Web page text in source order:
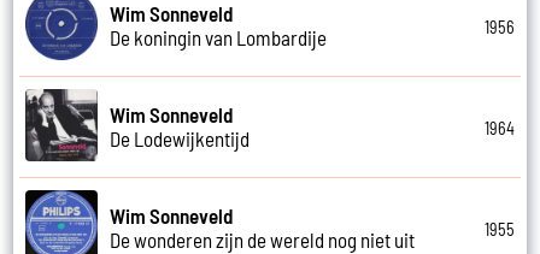
Wim Sonneveld
De koningin van Lombardije
1956
Wim Sonneveld
De Lodewijkentijd
1964
Wim Sonneveld
De wonderen zijn de wereld nog niet uit
1955